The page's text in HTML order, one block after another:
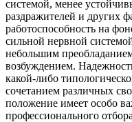
системой, менее
раздражителей и других
работоспособность на
сильной нервной
небольшим
возбуждением.
какой-либо
сочетанием различных
положение имеет особо
профессионального